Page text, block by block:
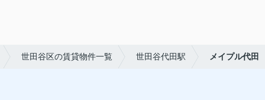
世田谷区の賃貸物件一覧 世田谷代田駅 メイプル代田